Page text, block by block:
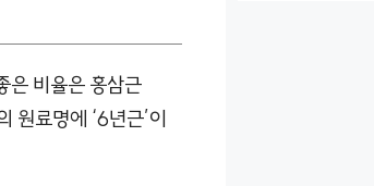
은 비율은 홍삼근
료명에 ‘6년근’이